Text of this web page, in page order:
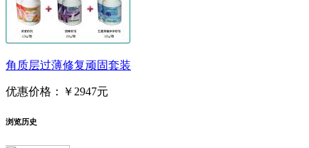
角质层过薄修复顽固套装
优惠价格： ￥2947元
浏览历史